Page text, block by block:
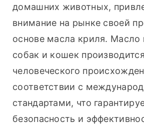
домашних животных,
внимание на рынке своей
основе масла криля. Масло
собак и кошек
человеческого
соответствии с
стандартами, что
безопасность и